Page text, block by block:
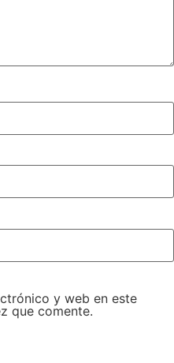
y web en este
que comente.